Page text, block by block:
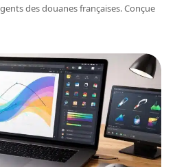
des douanes françaises. Conçue